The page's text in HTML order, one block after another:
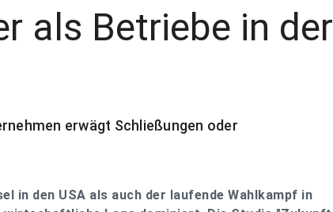
als Betriebe in der
erwägt Schließungen oder
in den USA als auch der laufende Wahlkampf in